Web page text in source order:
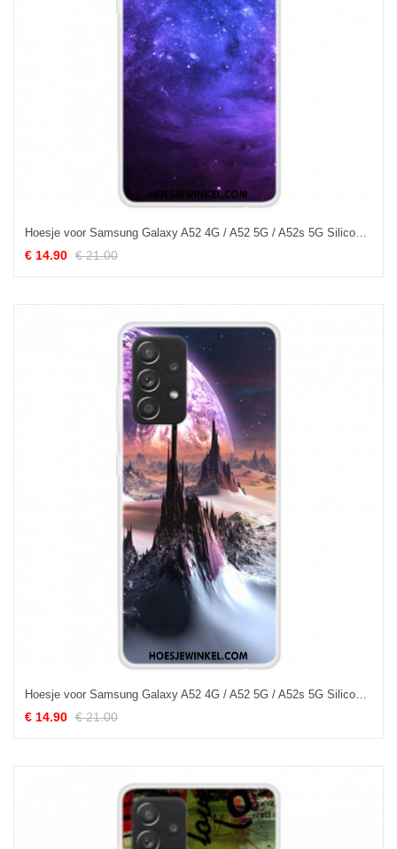
Hoesje voor Samsung Galaxy A52 4G / A52 5G / A52s 5G Siliconen Galaxy
€ 14.90 € 21.00
Hoesje voor Samsung Galaxy A52 4G / A52 5G / A52s 5G Siliconen Dromen Van Planeten
€ 14.90 € 21.00